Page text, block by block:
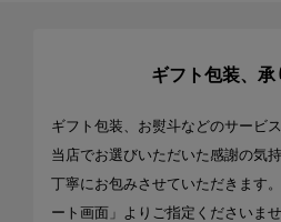
ギフト包装、承
ギフト包装、お熨斗などのサービ
当店でお選びいただいた感謝の気
丁寧にお包みさせていただきます
ート画面」よりご指定くださいませ